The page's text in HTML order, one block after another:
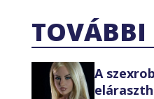
TOVÁBBI
A